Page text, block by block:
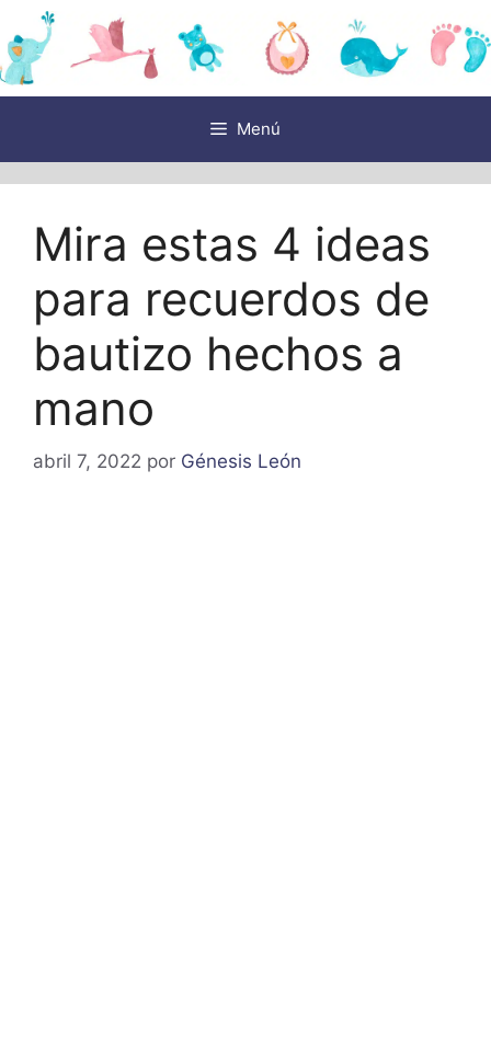
Saltar
al
contenido
Menú
Mira estas 4 ideas
para recuerdos de
bautizo hechos a
mano
abril 7, 2022 por Génesis León